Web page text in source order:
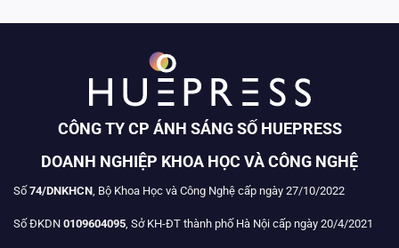
CÔNG TY CP ÁNH SÁNG SỐ HUEPRESS
DOANH NGHIỆP KHOA HỌC VÀ CÔNG NGHỆ
Số 74/DNKHCN , Bộ Khoa Học và Công Nghệ cấp ngày 27/10/2022
Số ĐKDN 0109604095 , Sở KH-ĐT thành phố Hà Nội cấp ngày 20/4/2021